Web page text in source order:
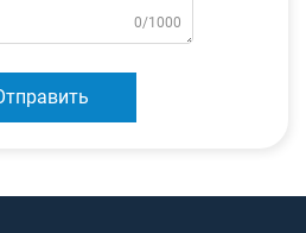
0/1000